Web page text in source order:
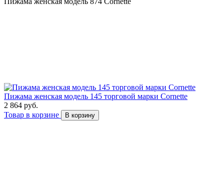
Пижама женская модель 145 торговой марки Cornette
2 864 руб.
Товар в корзине
В корзину